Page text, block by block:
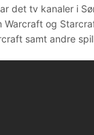
det tv kanaler i
og
samt andre